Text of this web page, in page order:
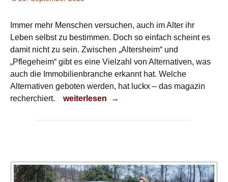
Immer mehr Menschen versuchen, auch im Alter ihr
Leben selbst zu bestimmen. Doch so einfach scheint es
damit nicht zu sein. Zwischen „Altersheim“ und
„Pflegeheim“ gibt es eine Vielzahl von Alternativen, was
auch die Immobilienbranche erkannt hat. Welche
Alternativen geboten werden, hat luckx – das magazin
recherchiert.
Pflegeimmobilien
weiterlesen →